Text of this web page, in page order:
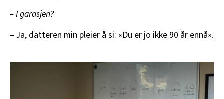
– I garasjen?
– Ja, datteren min pleier å si: «Du er jo ikke 90 år ennå».